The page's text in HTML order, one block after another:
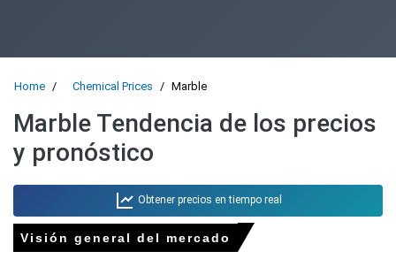
Home Chemical Prices Marble
Marble Tendencia de los precios
y pronóstico
Obtener precios en tiempo real
Visión general del mercado